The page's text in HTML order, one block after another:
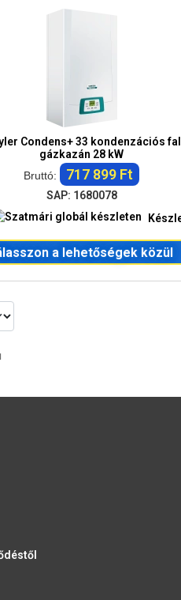
Condens+ 33 kondenzációs
gázkazán 28 kW
Bruttó:
717 899 Ft
SAP: 1680078
a lehetőségek közül